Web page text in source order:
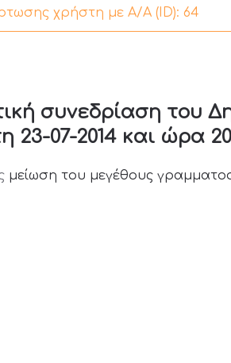
χρήστη με Α/Α (ID): 64
συνεδρίαση του
23-07-2014 και ώρα
μείωση του μεγέθους